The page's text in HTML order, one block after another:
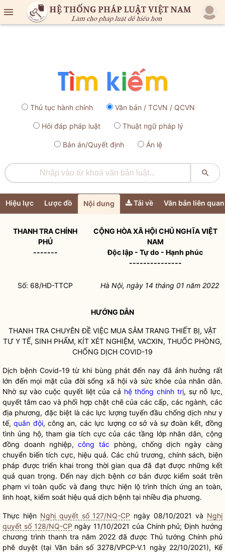

Thủ tục hành chính Văn bản / TCVN / QCVN
Hỏi đáp pháp luật Thuật ngữ pháp lý
Bản án/Quyết định Án lệ

Hiệu lực Lược đồ Nội dung Tải về Văn bản liên quan
THANH TRA CHÍNH
PHỦ
-------
CỘNG HÒA XÃ HỘI CHỦ NGHĨA VIỆT
NAM
Độc lập - Tự do - Hạnh phúc
---------------
Số: 68/HD-TTCP Hà Nội, ngày 14 tháng 01 năm 2022
HƯỚNG DẪN
THANH TRA CHUYÊN ĐỀ VIỆC MUA SẮM TRANG THIẾT BỊ, VẬT
TƯ Y TẾ, SINH PHẨM, KÍT XÉT NGHIỆM, VACXIN, THUỐC PHÒNG,
CHỐNG DỊCH COVID-19
Dịch bệnh Covid-19 từ khi bùng phát đến nay đã ảnh hưởng rất
lớn đến mọi mặt của đời sống xã hội và sức khỏe của nhân dân.
Nhờ sự vào cuộc quyết liệt của cả hệ thống chính trị, sự nỗ lực,
quyết tâm cao và phối hợp chặt chẽ của các cấp, các ngành, các
địa phương, đặc biệt là các lực lượng tuyến đầu chống dịch như y
tế,quân đội, công an, các lực lượng cơ sở và sự đoàn kết, đồng
tình ủng hộ, tham gia tích cực của các tầng lớp nhân dân, cộng
đồng doanh nghiệp,công tác phòng, chống dịch ngày càng
chuyển biến tích cực, hiệu quả. Các chủ trương, chính sách, biện
pháp được triển khai trong thời gian qua đã đạt được những kết
quả quan trọng. Đến nay dịch bệnh cơ bản được kiểm soát trên
phạm vi toàn quốc và đang thực hiện lộ trình thích ứng an toàn,
linh hoạt, kiểm soát hiệu quả dịch bệnh tại nhiều địa phương.
Thực hiện Nghị quyết số 127/NQ-CP ngày 08/10/2021 và Nghị
quyết số 128/NQ-CP ngày 11/10/2021 của Chính phủ; Định hướng
chương trình thanh tra năm 2022 đã được Thủ tướng Chính phủ
phê duyệt (tại Văn bản số 3278/VPCP-V.1 ngày 22/10/2021), Kế